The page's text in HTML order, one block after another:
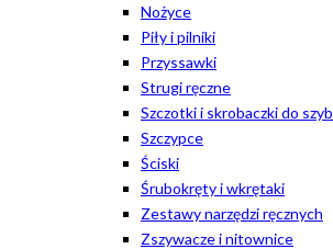
Nożyce
Piły i pilniki
Przyssawki
Strugi ręczne
Szczotki i skrobaczki do szyb
Szczypce
Ściski
Śrubokręty i wkrętaki
Zestawy narzędzi ręcznych
Zszywacze i nitownice